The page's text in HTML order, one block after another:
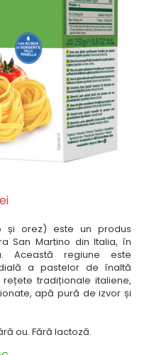
și orez) este un produs
San Martino din Italia, în
Această regiune este
a pastelor de înaltă
tradiționale italiene,
apă pură de izvor și
ou. Fără lactoză.